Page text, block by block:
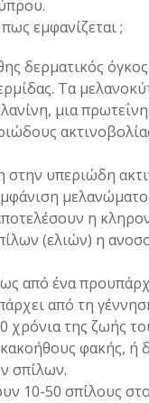
εμφανίζεται ;
δερματικός
Τα
μια
υπεριώδη
η
(ελιών) η
από ένα
από τη
της ζωής
φακής,
σπίλων.
10-50 σπίλους